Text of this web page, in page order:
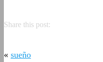
Share this post:
« sueño